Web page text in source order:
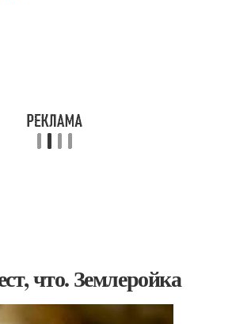
что. Землеройка